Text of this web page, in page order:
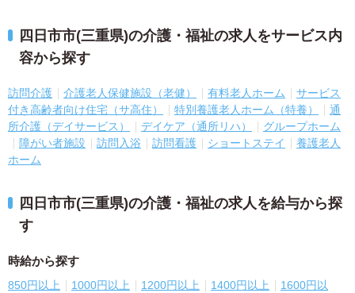
四日市市(三重県)の介護・福祉の求人をサービス内
容から探す
訪問介護 介護老人保健施設（老健） 有料老人ホーム
サービス
付き高齢者向け住宅（サ高住）
特別養護老人ホーム（特養）
通
所介護（デイサービス）
デイケア（通所リハ）
グループホーム
障がい者施設
訪問入浴 訪問看護 ショートステイ
養護老人
ホーム
四日市市(三重県)の介護・福祉の求人を給与から探
す
時給から探す
850円以上 1000円以上 1200円以上 1400円以上
1600円以